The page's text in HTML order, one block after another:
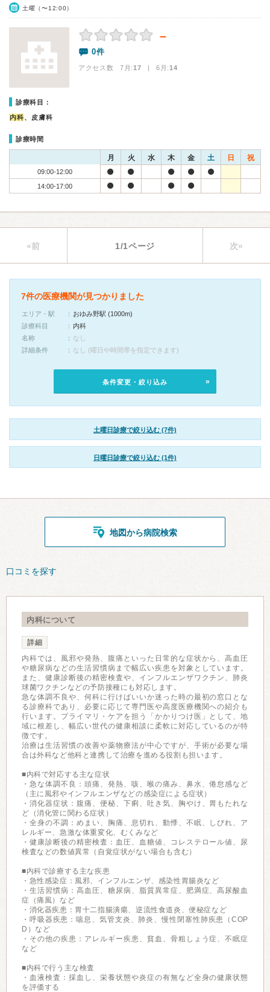
土曜（〜12:00）
－
0件
アクセス数 7月:17 | 6月:14
診療科目：
内科、皮膚科
診療時間
月 火 水 木 金 土 日 祝
09:00-12:00
14:00-17:00
«前 1/1ページ 次»
7件の医療機関が見つかりました
エリア・駅
おゆみ野駅 (1000m)
診療科目
内科
名称
なし
詳細条件
なし (曜日や時間帯を指定できます)
条件変更・絞り込み
土曜日診療で絞り込む (7件)
日曜日診療で絞り込む (1件)
地図から病院検索
口コミを探す
内科について
詳細
内科では、風邪や発熱、腹痛といった日常的な症状から、高血圧
や糖尿病などの生活習慣病まで幅広い疾患を対象としています。
また、健康診断後の精密検査や、インフルエンザワクチン、肺炎
球菌ワクチンなどの予防接種にも対応します。
急な体調不良や、何科に行けばいいか迷った時の最初の窓口とな
る診療科であり、必要に応じて専門医や高度医療機関への紹介も
行います。プライマリ・ケアを担う「かかりつけ医」として、地
域に根差し、幅広い世代の健康相談に柔軟に対応しているのが特
徴です。
治療は生活習慣の改善や薬物療法が中心ですが、手術が必要な場
合は外科など他科と連携して治療を進める役割も担います。
■内科で対応する主な症状
・急な体調不良：頭痛、発熱、咳、喉の痛み、鼻水、倦怠感など
（主に風邪やインフルエンザなどの感染症による症状）
・消化器症状：腹痛、便秘、下痢、吐き気、胸やけ、胃もたれな
ど（消化管に関わる症状）
・全身の不調：めまい、胸痛、息切れ、動悸、不眠、しびれ、ア
レルギー、急激な体重変化、むくみなど
・健康診断後の精密検査：血圧、血糖値、コレステロール値、尿
検査などの数値異常（自覚症状がない場合も含む）
■内科で診療する主な疾患
・急性感染症：風邪、インフルエンザ、感染性胃腸炎など
・生活習慣病：高血圧、糖尿病、脂質異常症、肥満症、高尿酸血
症（痛風）など
・消化器疾患：胃十二指腸潰瘍、逆流性食道炎、便秘症など
・呼吸器疾患：喘息、気管支炎、肺炎、慢性閉塞性肺疾患（COP
D）など
・その他の疾患：アレルギー疾患、貧血、骨粗しょう症、不眠症
など
■内科で行う主な検査
・血液検査：採血し、栄養状態や炎症の有無など全身の健康状態
を評価する